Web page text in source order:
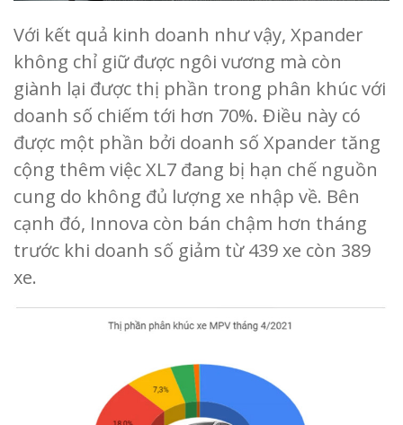
Với kết quả kinh doanh như vậy, Xpander
không chỉ giữ được ngôi vương mà còn
giành lại được thị phần trong phân khúc với
doanh số chiếm tới hơn 70%. Điều này có
được một phần bởi doanh số Xpander tăng
cộng thêm việc XL7 đang bị hạn chế nguồn
cung do không đủ lượng xe nhập về. Bên
cạnh đó, Innova còn bán chậm hơn tháng
trước khi doanh số giảm từ 439 xe còn 389
xe.